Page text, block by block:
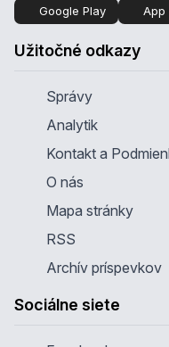
Google Play App
Užitočné odkazy
Správy
Analytik
Kontakt a
O nás
Mapa stránky
RSS
Archív príspevkov
Sociálne siete